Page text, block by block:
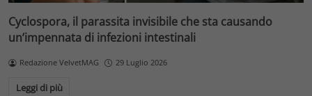
Cyclospora, il parassita invisibile che sta causando
un’impennata di infezioni intestinali
Redazione VelvetMAG 29 Luglio 2026
Leggi di più